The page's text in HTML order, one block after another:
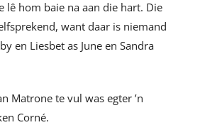
lê hom baie na aan die hart. Die
want daar is niemand
en Liesbet as June en Sandra
Matrone te vul was egter ’n
Corné.